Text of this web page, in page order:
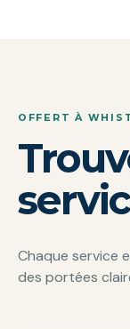
OFFERT À
Chaque service
des portées